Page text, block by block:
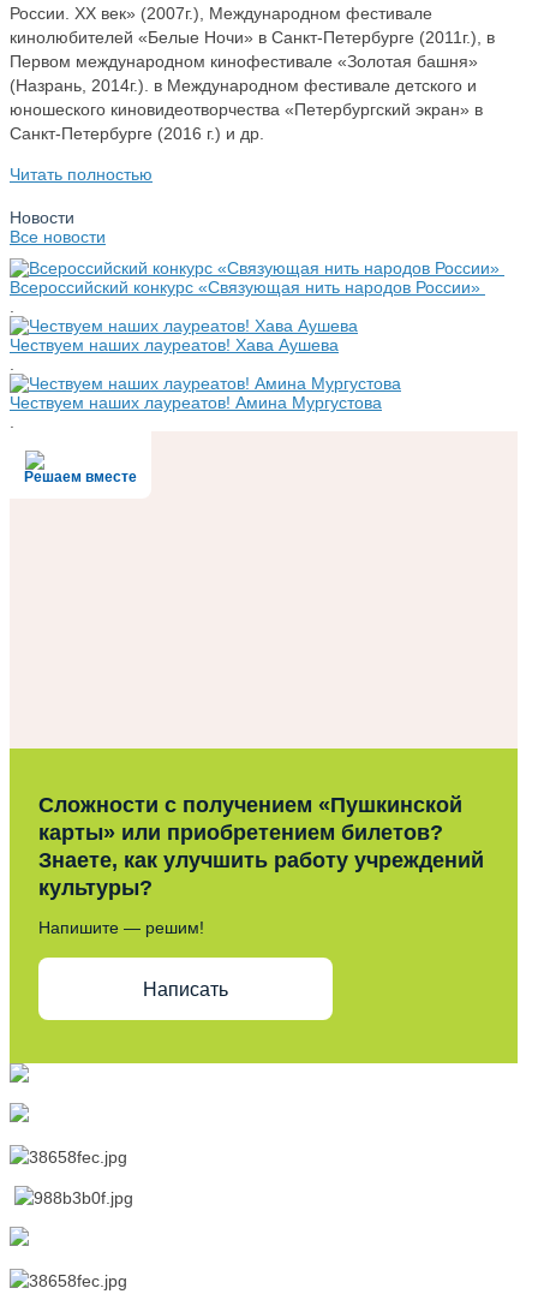
России. XX век» (2007г.), Международном фестивале
кинолюбителей «Белые Ночи» в Санкт-Петербурге (2011г.), в
Первом международном кинофестивале «Золотая башня»
(Назрань, 2014г.). в Международном фестивале детского и
юношеского киновидеотворчества «Петербургский экран» в
Санкт-Петербурге (2016 г.) и др.
Читать полностью
Новости
Все новости
Всероссийский конкурс «Связующая нить народов России»
.
Чествуем наших лауреатов! Хава Аушева
.
Чествуем наших лауреатов! Амина Мургустова
.
Решаем вместе
Сложности с получением «Пушкинской
карты» или приобретением билетов?
Знаете, как улучшить работу учреждений
культуры?
Напишите — решим!
Написать